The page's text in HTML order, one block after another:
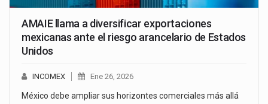
AMAIE llama a diversificar exportaciones
mexicanas ante el riesgo arancelario de Estados
Unidos
INCOMEX Ene 26, 2026
México debe ampliar sus horizontes comerciales más allá